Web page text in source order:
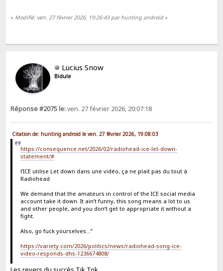
« Modifié: ven. 27 février 2026, 19:26:43 par hunting android»
Lucius Snow
Bidule
Réponse #2075 le:ven. 27 février 2026, 20:07:18
Citation de: hunting android le ven. 27 février 2026, 19:08:03
https://consequence.net/2026/02/radiohead-ice-let-down-
statement/#
l’ICE utilise Let down dans une vidéo, ça ne plait pas du tout à
Radiohead
We demand that the amateurs in control of the ICE social media
account take it down. It ain’t funny, this song means a lot to us
and other people, and you don’t get to appropriate it without a
fight.
Also, go fuck yourselves…”
https://variety.com/2026/politics/news/radiohead-song-ice-
video-responds-dhs-1236674808/